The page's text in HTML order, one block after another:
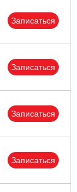
Записаться
Записаться
Записаться
Записаться